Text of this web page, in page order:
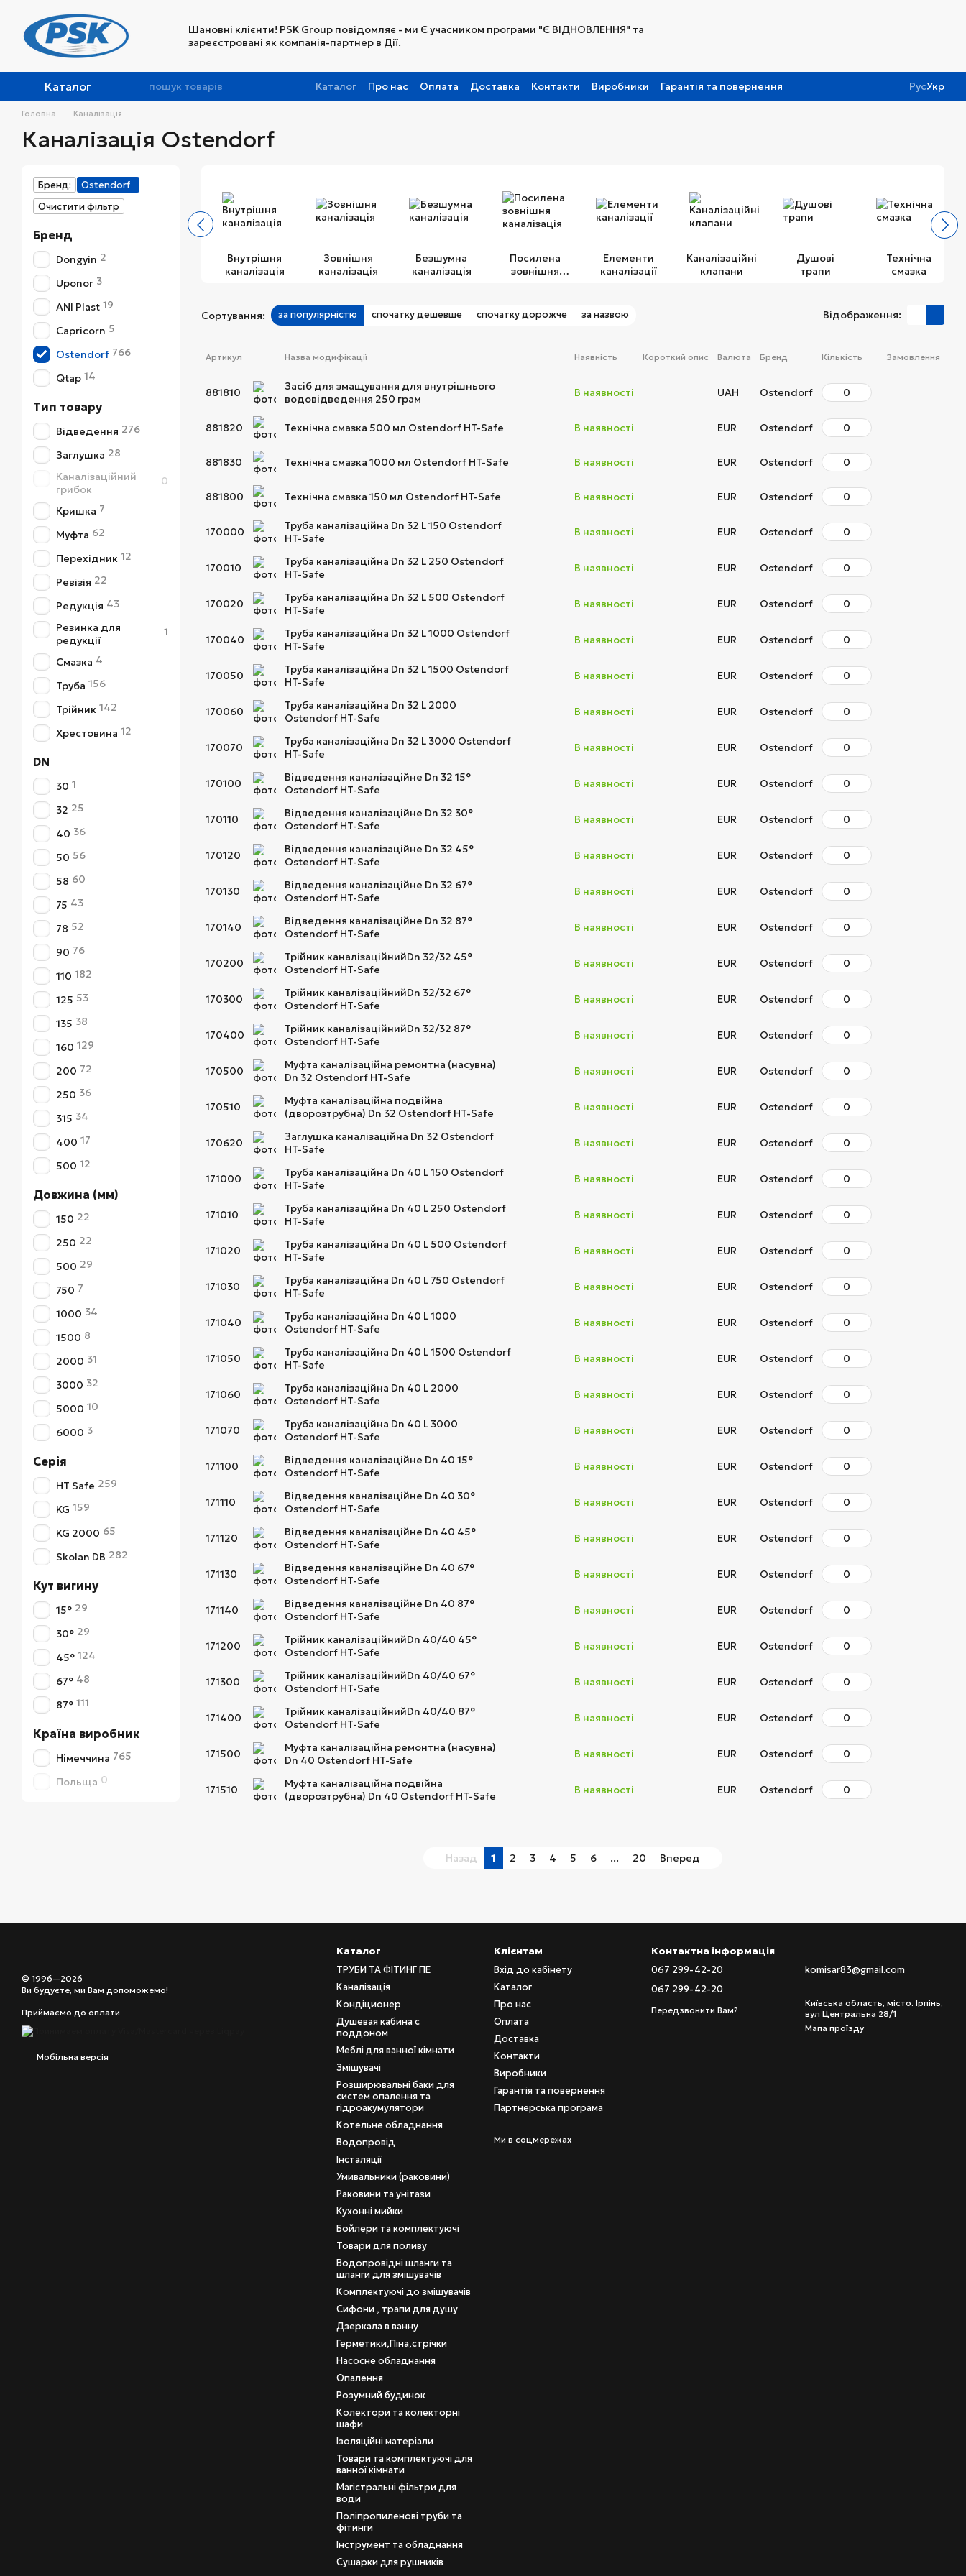
Шановні клієнти! PSK Group повідомляє - ми Є учасником програми "Є ВІДНОВЛЕННЯ" та
зареєстровані як компанія-партнер в Дії.
Каталог Каталог Про нас Оплата Доставка Контакти Виробники
Гарантія та повернення
Партнерська програма
РусУкр
Головна Каналізація
Каналізація Ostendorf
Внутрішня
каналізація
Зовнішня
каналізація
Безшумна
каналізація
Посилена
зовнішня
Елементи
каналізації
Каналізаційні
клапани
Душові
трапи
Технічна
смазка
Сортування: за популярністю спочатку дешевше спочатку дорожче за назвою Відображення:
Артикул Назва модифікації Наявність Короткий опис Валюта Бренд Кількість Замовлення
881810
Засіб для змащування для внутрішнього
водовідведення 250 грам
В наявності UAH Ostendorf
881820 Технічна смазка 500 мл Ostendorf HT-Safe В наявності EUR Ostendorf
881830 Технічна смазка 1000 мл Ostendorf HT-Safe В наявності EUR Ostendorf
881800 Технічна смазка 150 мл Ostendorf HT-Safe В наявності EUR Ostendorf
170000
Труба каналізаційна Dn 32 L 150 Ostendorf
HT-Safe
В наявності EUR Ostendorf
170010
Труба каналізаційна Dn 32 L 250 Ostendorf
HT-Safe
В наявності EUR Ostendorf
170020
Труба каналізаційна Dn 32 L 500 Ostendorf
HT-Safe
В наявності EUR Ostendorf
170040
Труба каналізаційна Dn 32 L 1000 Ostendorf
HT-Safe
В наявності EUR Ostendorf
170050
Труба каналізаційна Dn 32 L 1500 Ostendorf
HT-Safe
В наявності EUR Ostendorf
170060
Труба каналізаційна Dn 32 L 2000
Ostendorf HT-Safe
В наявності EUR Ostendorf
170070
Труба каналізаційна Dn 32 L 3000 Ostendorf
HT-Safe
В наявності EUR Ostendorf
170100
Відведення каналізаційне Dn 32 15°
Ostendorf HT-Safe
В наявності EUR Ostendorf
170110
Відведення каналізаційне Dn 32 30°
Ostendorf HT-Safe
В наявності EUR Ostendorf
170120
Відведення каналізаційне Dn 32 45°
Ostendorf HT-Safe
В наявності EUR Ostendorf
170130
Відведення каналізаційне Dn 32 67°
Ostendorf HT-Safe
В наявності EUR Ostendorf
170140
Відведення каналізаційне Dn 32 87°
Ostendorf HT-Safe
В наявності EUR Ostendorf
170200
Трійник каналізаційнийDn 32/32 45°
Ostendorf HT-Safe
В наявності EUR Ostendorf
170300
Трійник каналізаційнийDn 32/32 67°
Ostendorf HT-Safe
В наявності EUR Ostendorf
170400
Трійник каналізаційнийDn 32/32 87°
Ostendorf HT-Safe
В наявності EUR Ostendorf
170500
Муфта каналізаційна ремонтна (насувна)
Dn 32 Ostendorf HT-Safe
В наявності EUR Ostendorf
170510
Муфта каналізаційна подвійна
(дворозтрубна) Dn 32 Ostendorf HT-Safe
В наявності EUR Ostendorf
170620
Заглушка каналізаційна Dn 32 Ostendorf
HT-Safe
В наявності EUR Ostendorf
171000
Труба каналізаційна Dn 40 L 150 Ostendorf
HT-Safe
В наявності EUR Ostendorf
171010
Труба каналізаційна Dn 40 L 250 Ostendorf
HT-Safe
В наявності EUR Ostendorf
171020
Труба каналізаційна Dn 40 L 500 Ostendorf
HT-Safe
В наявності EUR Ostendorf
171030
Труба каналізаційна Dn 40 L 750 Ostendorf
HT-Safe
В наявності EUR Ostendorf
171040
Труба каналізаційна Dn 40 L 1000
Ostendorf HT-Safe
В наявності EUR Ostendorf
171050
Труба каналізаційна Dn 40 L 1500 Ostendorf
HT-Safe
В наявності EUR Ostendorf
171060
Труба каналізаційна Dn 40 L 2000
Ostendorf HT-Safe
В наявності EUR Ostendorf
171070
Труба каналізаційна Dn 40 L 3000
Ostendorf HT-Safe
В наявності EUR Ostendorf
171100
Відведення каналізаційне Dn 40 15°
Ostendorf HT-Safe
В наявності EUR Ostendorf
171110
Відведення каналізаційне Dn 40 30°
Ostendorf HT-Safe
В наявності EUR Ostendorf
171120
Відведення каналізаційне Dn 40 45°
Ostendorf HT-Safe
В наявності EUR Ostendorf
171130
Відведення каналізаційне Dn 40 67°
Ostendorf HT-Safe
В наявності EUR Ostendorf
171140
Відведення каналізаційне Dn 40 87°
Ostendorf HT-Safe
В наявності EUR Ostendorf
171200
Трійник каналізаційнийDn 40/40 45°
Ostendorf HT-Safe
В наявності EUR Ostendorf
171300
Трійник каналізаційнийDn 40/40 67°
Ostendorf HT-Safe
В наявності EUR Ostendorf
171400
Трійник каналізаційнийDn 40/40 87°
Ostendorf HT-Safe
В наявності EUR Ostendorf
171500
Муфта каналізаційна ремонтна (насувна)
Dn 40 Ostendorf HT-Safe
В наявності EUR Ostendorf
171510
Муфта каналізаційна подвійна
(дворозтрубна) Dn 40 Ostendorf HT-Safe
В наявності EUR Ostendorf
Назад 1 2 3 4 5 6 ... 20 Вперед
Бренд:
Ostendorf
Очистити фільтр
Бренд
Dongyin 2
Uponor 3
ANI Plast 19
Capricorn 5
Ostendorf 766
Qtap 14
Тип товару
Відведення 276
Заглушка 28
Каналізаційний
грибок
0
Кришка 7
Муфта 62
Перехідник 12
Ревізія 22
Редукція 43
Резинка для
редукції
1
Смазка 4
Труба 156
Трійник 142
Хрестовина 12
DN
30 1
32 25
40 36
50 56
58 60
75 43
78 52
90 76
110 182
125 53
135 38
160 129
200 72
250 36
315 34
400 17
500 12
Довжина (мм)
150 22
250 22
500 29
750 7
1000 34
1500 8
2000 31
3000 32
5000 10
6000 3
Серія
HT Safe 259
KG 159
KG 2000 65
Skolan DB 282
Кут вигину
15° 29
30° 29
45° 124
67° 48
87° 111
Країна виробник
Німеччина 765
Польща 0
© 1996—2026
Ви будуєте, ми Вам допоможемо!
Приймаємо до оплати
Мобільна версія
Каталог
ТРУБИ ТА ФІТИНГ ПЕ
Каналізація
Кондіционер
Душевая кабина с
поддоном
Меблі для ванної кімнати
Змішувачі
Розширювальні баки для
систем опалення та
гідроакумулятори
Котельне обладнання
Водопровід
Інсталяції
Умивальники (раковини)
Раковини та унітази
Кухонні мийки
Бойлери та комплектуючі
Товари для поливу
Водопровідні шланги та
шланги для змішувачів
Комплектуючі до змішувачів
Сифони , трапи для душу
Дзеркала в ванну
Герметики,Піна,стрічки
Насосне обладнання
Опалення
Розумний будинок
Колектори та колекторні
шафи
Ізоляційні матеріали
Товари та комплектуючі для
ванної кімнати
Магістральні фільтри для
води
Поліпропиленові труби та
фітинги
Інструмент та обладнання
Сушарки для рушників
Клієнтам
Вхід до кабінету
Каталог
Про нас
Оплата
Доставка
Контакти
Виробники
Гарантія та повернення
Партнерська програма
Ми в соцмережах
Контактна інформація
067 299-42-20
067 299-42-20
Передзвонити Вам?
komisar83@gmail.com
Київська область, місто. Ірпінь,
вул Центральна 28/1
Мапа проїзду